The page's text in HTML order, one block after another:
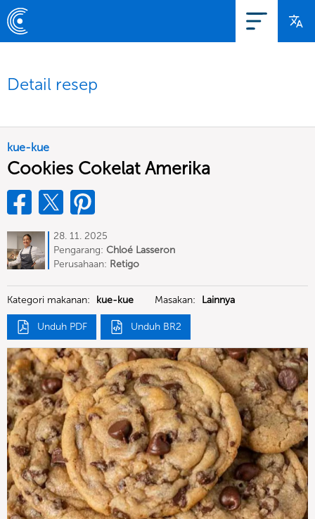
Detail resep
kue-kue
Cookies Cokelat Amerika
28. 11. 2025
Pengarang: Chloé Lasseron
Perusahaan: Retigo
Kategori makanan: kue-kue Masakan: Lainnya
Unduh PDF Unduh BR2